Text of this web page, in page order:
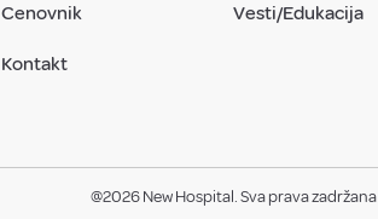
Cenovnik Vesti/Edukacija
Kontakt
@2026 New Hospital. Sva prava zadržana